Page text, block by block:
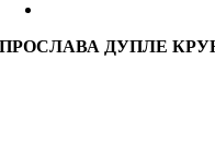
ПРОСЛАВА ДУПЛЕ